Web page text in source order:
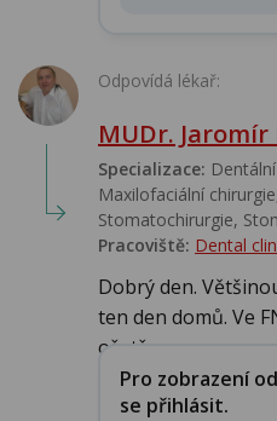
Odpovídá lékař:
MUDr. Jaromír
Specializace:
Maxilofaciální
Stomatochirurgie,
Pracoviště: Dental
Dobrý den.
ten den domů. Ve
ošetřen...
Pro zobrazení
se přihlásit.